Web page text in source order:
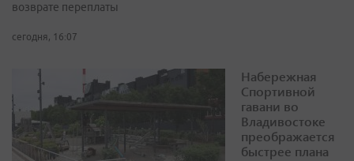
возврате переплаты
сегодня, 16:07
Набережная
Спортивной
гавани во
Владивостоке
преображается
быстрее плана